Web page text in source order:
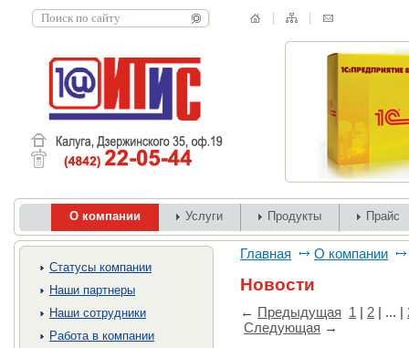
О компании Услуги Продукты Прайс
Cтатусы компании
Наши партнеры
Наши сотрудники
Работа в компании
Главная О компании
Новости
← Предыдущая 1 | 2 | ... |
Следующая →